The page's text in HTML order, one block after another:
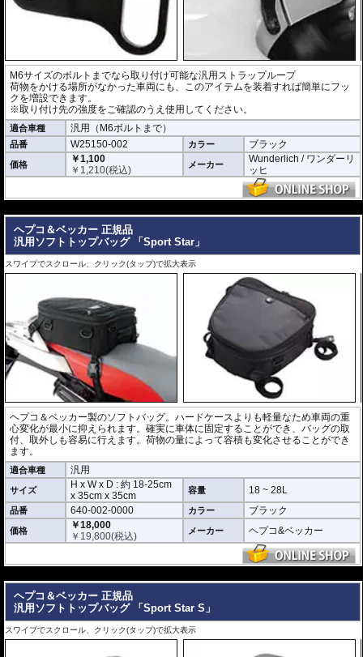
M6サイズのボルトまでなら取り付け可能な汎用ストラップループ
荷物をかける場所がなかった車両にも、このアイテムを装着すれば簡単にフッ
クを増設できます。
※取り付け先の強度をご確認のうえ使用してください。
適合車種 汎用（M6ボルトまで）
品番 W25150-002 カラー ブラック
価格
￥1,100
￥ 1,210(税込) メーカー
Wunderlich / ワンダーリ
ッヒ
ヘプコ＆ベッカー 正規品
汎用ソフトトップバッグ 「Sport Star」
スワイプでスクロール、クリック(タップ)で拡大表示
ヘプコ＆ベッカー製のソフトバッグ。ハードケースよりも軽量なため車両の重
心変化が最小に抑えられます。確実に車体に固定することができ、バッグの取
付、取外しも容易に行えます。荷物の量によって容積も変化させることができ
ます。
適合車種 汎用
サイズ H x W x D : 約 18-25cm
x35cm x35cm 容量 18 ~ 28L
品番 640-002-0000 カラー ブラック
価格
￥18,000
￥ 19,800(税込) メーカー ヘプコ&ベッカー
ヘプコ＆ベッカー 正規品
汎用ソフトトップバッグ 「Sport Star S」
スワイプでスクロール、クリック(タップ)で拡大表示